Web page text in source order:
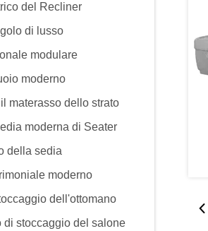
del Recliner
di lusso
modulare
moderno
materasso dello strato
moderna di Seater
della sedia
moderno
dell'ottomano
di stoccaggio del salone